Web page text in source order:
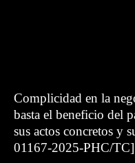
Complicidad en la
basta el beneficio del
sus actos concretos y
01167-2025-PHC/TC]